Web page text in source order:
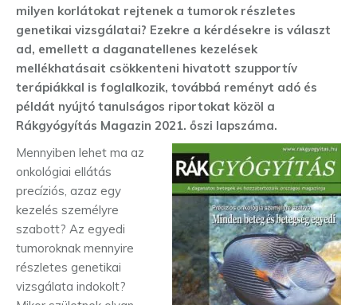
milyen korlátokat rejtenek a tumorok részletes
genetikai vizsgálatai? Ezekre a kérdésekre is választ
ad, emellett a daganatellenes kezelések
mellékhatásait csökkenteni hivatott szupportív
terápiákkal is foglalkozik, továbbá reményt adó és
példát nyújtó tanulságos riportokat közöl a
Rákgyógyítás Magazin 2021. őszi lapszáma.
Mennyiben lehet ma az
onkológiai ellátás
precíziós, azaz egy
kezelés személyre
szabott? Az egyedi
tumoroknak mennyire
részletes genetikai
vizsgálata indokolt?